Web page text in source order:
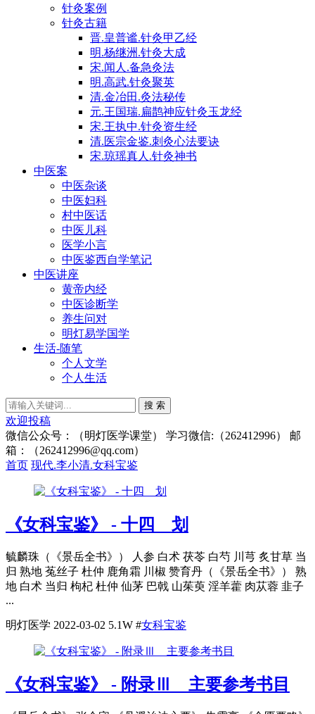
针灸案例
针灸古籍
晋.皇普谧.针灸甲乙经
明.杨继洲.针灸大成
宋.闻人.备急灸法
明.高武.针灸聚英
清.金冶田.灸法秘传
元.王国瑞.扁鹊神应针灸玉龙经
宋.王执中.针灸资生经
清.医宗金鉴.刺灸心法要诀
宋.琼瑶真人.针灸神书
中医案
中医杂谈
中医妇科
村中医话
中医儿科
医学小言
中医鉴西自学笔记
中医讲座
黄帝内经
中医诊断学
养生问对
明灯易学国学
生活-随笔
个人文学
个人生活
搜 索
欢迎投稿
微信公众号：（明灯医学课堂） 学习微信:（262412996） 邮
箱：（262412996@qq.com）
首页 现代.李小清.女科宝鉴
《女科宝鉴》 - 十四 划
毓麟珠（《景岳全书》） 人参 白术 茯苓 白芍 川芎 炙甘草 当
归 熟地 菟丝子 杜仲 鹿角霜 川椒 赞育丹（《景岳全书》） 熟
地 白术 当归 枸杞 杜仲 仙茅 巴戟 山茱萸 淫羊藿 肉苁蓉 韭子
...
明灯医学 2022-03-02 5.1W #女科宝鉴
《女科宝鉴》 - 附录Ⅲ 主要参考书目